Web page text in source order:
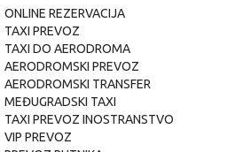
ONLINE REZERVACIJA
TAXI PREVOZ
TAXI DO AERODROMA
AERODROMSKI PREVOZ
AERODROMSKI TRANSFER
MEĐUGRADSKI TAXI
TAXI PREVOZ INOSTRANSTVO
VIP PREVOZ